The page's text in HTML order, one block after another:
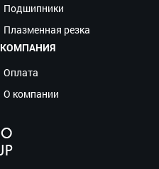
Подшипники
Плазменная резка
КОМПАНИЯ
Оплата
О компании